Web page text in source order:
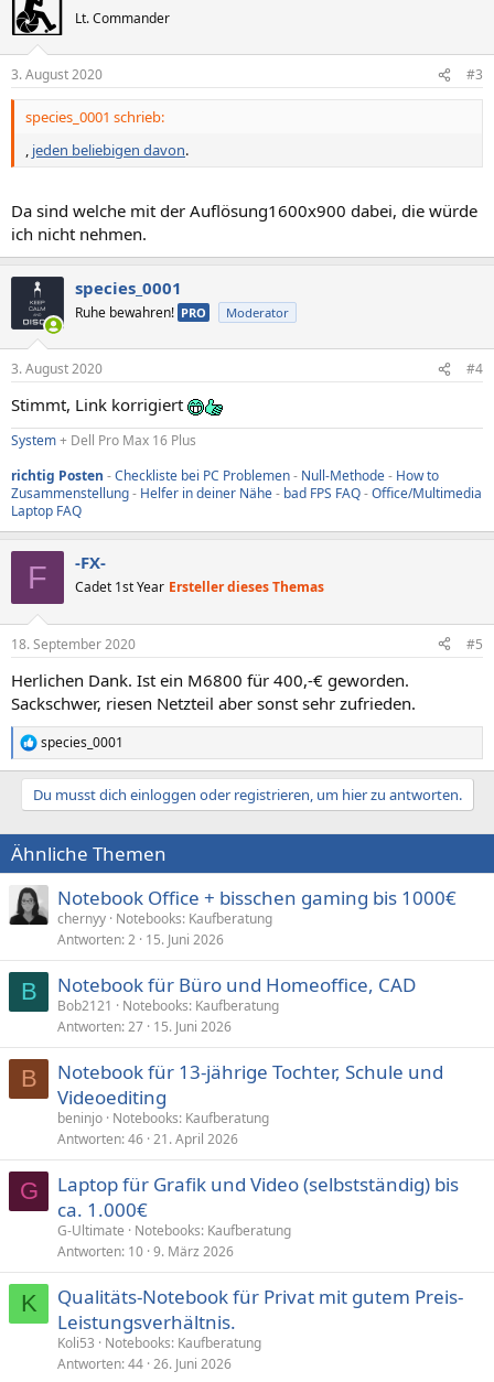
t
i
e
n
Lt. Commander
3. August 2020 #3
species_0001 schrieb:
, jeden beliebigen davon.
Da sind welche mit der Auflösung1600x900 dabei, die würde
ich nicht nehmen.
species_0001
Ruhe bewahren! PRO Moderator
3. August 2020 #4
Stimmt, Link korrigiert
System+ Dell Pro Max 16 Plus
richtig Posten -Checkliste bei PC Problemen- Null-Methode- How to
Zusammenstellung- Helfer in deiner Nähe- bad FPS FAQ-Office/Multimedia
Laptop FAQ
F -FX-
Cadet 1st Year Ersteller dieses Themas
18. September 2020 #5
Herlichen Dank. Ist ein M6800 für 400,-€ geworden.
Sackschwer, riesen Netzteil aber sonst sehr zufrieden.
R
e
a
i
o
n
e
n
:
species_0001
Du musst dich einloggen oder registrieren, um hier zu antworten.
Ähnliche Themen
Notebook Office + bisschen gaming bis 1000€
chernyy Notebooks: Kaufberatung
Antworten 2 15. Juni 2026
B Notebook für Büro und Homeoffice, CAD
Bob2121
Notebooks: Kaufberatung
Antworten 27 15. Juni 2026
B
Notebook für 13-jährige Tochter, Schule und
Videoediting
beninjo Notebooks: Kaufberatung
Antworten 46 21. April 2026
G
Laptop für Grafik und Video (selbstständig) bis
ca. 1.000€
G-Ultimate
Notebooks: Kaufberatung
Antworten 10 9. März 2026
K
Qualitäts-Notebook für Privat mit gutem Preis-
Leistungsverhältnis.
Koli53
Notebooks: Kaufberatung
Antworten 44 26. Juni 2026